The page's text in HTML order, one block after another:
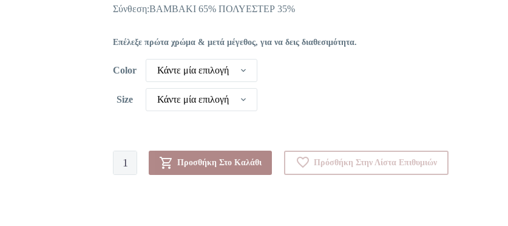
Σύνθεση:ΒΑΜΒΑΚΙ 65% ΠΟΛΥΕΣΤΕΡ 35%
Επέλεξε πρώτα χρώμα & μετά μέγεθος, για να δεις διαθεσιμότητα.
Color Κάντε μία επιλογή
Size Κάντε μία επιλογή
Φόρεμα
-
Προσθήκη Στο Καλάθι Πρόσθήκη Στην Λίστα Επιθυμιών